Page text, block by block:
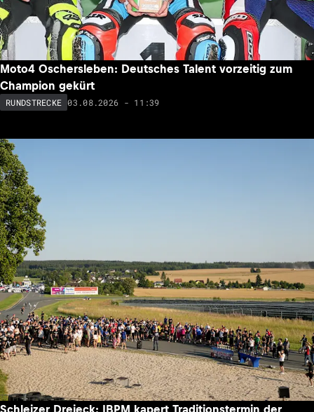
Moto4 Oschersleben: Deutsches Talent vorzeitig zum
Champion gekürt
RUNDSTRECKE 03.08.2026 - 11:39
Schleizer Dreieck: IBPM kapert Traditionstermin der